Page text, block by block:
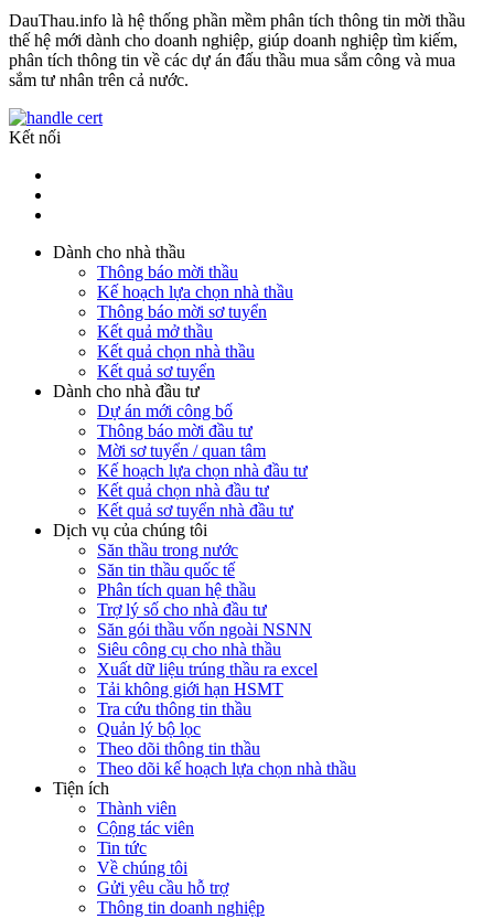
DauThau.info là hệ thống phần mềm phân tích thông tin mời thầu
thế hệ mới dành cho doanh nghiệp, giúp doanh nghiệp tìm kiếm,
phân tích thông tin về các dự án đấu thầu mua sắm công và mua
sắm tư nhân trên cả nước.
Kết nối
Dành cho nhà thầu
Thông báo mời thầu
Kế hoạch lựa chọn nhà thầu
Thông báo mời sơ tuyển
Kết quả mở thầu
Kết quả chọn nhà thầu
Kết quả sơ tuyển
Dành cho nhà đầu tư
Dự án mới công bố
Thông báo mời đầu tư
Mời sơ tuyển / quan tâm
Kế hoạch lựa chọn nhà đầu tư
Kết quả chọn nhà đầu tư
Kết quả sơ tuyển nhà đầu tư
Dịch vụ của chúng tôi
Săn thầu trong nước
Săn tin thầu quốc tế
Phân tích quan hệ thầu
Trợ lý số cho nhà đầu tư
Săn gói thầu vốn ngoài NSNN
Siêu công cụ cho nhà thầu
Xuất dữ liệu trúng thầu ra excel
Tải không giới hạn HSMT
Tra cứu thông tin thầu
Quản lý bộ lọc
Theo dõi thông tin thầu
Theo dõi kế hoạch lựa chọn nhà thầu
Tiện ích
Thành viên
Cộng tác viên
Tin tức
Về chúng tôi
Gửi yêu cầu hỗ trợ
Thông tin doanh nghiệp